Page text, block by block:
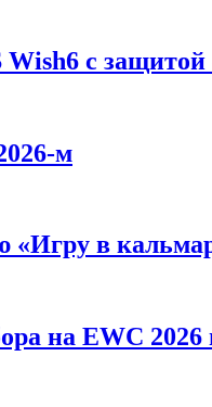
с защитой
м
«Игру в
на EWC 2026